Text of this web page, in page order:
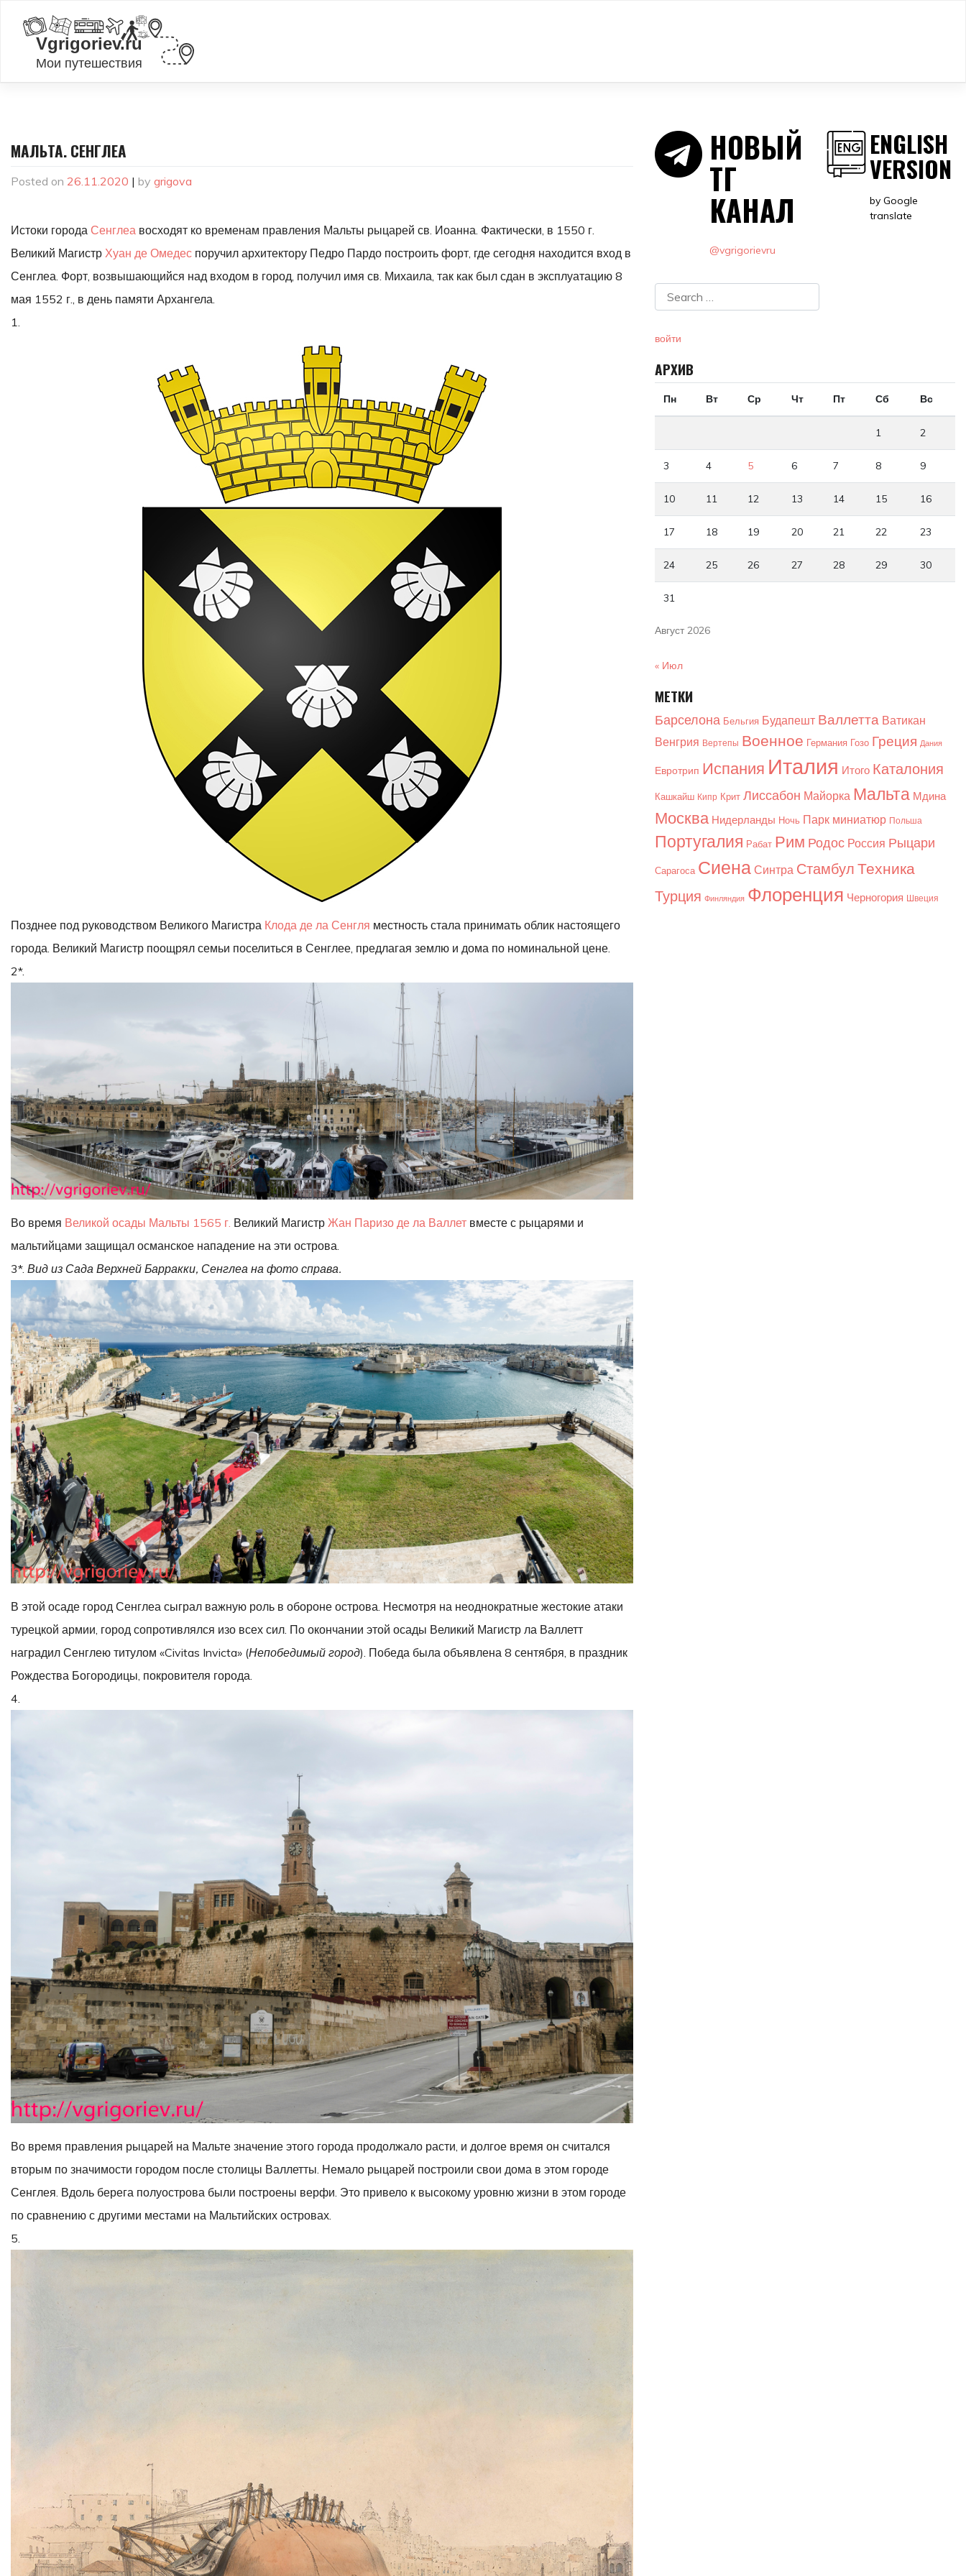
content
МАЛЬТА. СЕНГЛЕА
Posted on 26.11.2020 | by grigova
Истоки города Сенглеа восходят ко временам правления Мальты рыцарей св. Иоанна. Фактически, в 1550 г.
Великий Магистр Хуан де Омедес поручил архитектору Педро Пардо построить форт, где сегодня находится вход в
Сенглеа. Форт, возвышающийся над входом в город, получил имя св. Михаила, так как был сдан в эксплуатацию 8
мая 1552 г., в день памяти Архангела.
1.
Позднее под руководством Великого Магистра Клода де ла Сенгля местность стала принимать облик настоящего
города. Великий Магистр поощрял семьи поселиться в Сенглее, предлагая землю и дома по номинальной цене.
2*.
Во время Великой осады Мальты 1565 г. Великий Магистр Жан Паризо де ла Валлет вместе с рыцарями и
мальтийцами защищал османское нападение на эти острова.
3*. Вид из Сада Верхней Барракки, Сенглеа на фото справа.
В этой осаде город Сенглеа сыграл важную роль в обороне острова. Несмотря на неоднократные жестокие атаки
турецкой армии, город сопротивлялся изо всех сил. По окончании этой осады Великий Магистр ла Валлетт
наградил Сенглею титулом «Civitas Invicta» (Непобедимый город). Победа была объявлена 8 сентября, в праздник
Рождества Богородицы, покровителя города.
4.
Во время правления рыцарей на Мальте значение этого города продолжало расти, и долгое время он считался
вторым по значимости городом после столицы Валлетты. Немало рыцарей построили свои дома в этом городе
Сенглея. Вдоль берега полуострова были построены верфи. Это привело к высокому уровню жизни в этом городе
по сравнению с другими местами на Мальтийских островах.
5.
НОВЫЙ
ТГ
КАНАЛ
@vgrigorievru
ENGLISH
VERSION
by Google
translate
войти
АРХИВ
Август 2026
Пн Вт Ср Чт Пт Сб Вс
1 2
3 4 5 6 7 8 9
10 11 12 13 14 15 16
17 18 19 20 21 22 23
24 25 26 27 28 29 30
31
« Июл
МЕТКИ
Барселона Бельгия Будапешт Валлетта Ватикан
Венгрия Вертепы Военное Германия Гозо Греция Дания
Евротрип Испания Италия Итого Каталония
Кашкайш Кипр Крит Лиссабон Майорка Мальта Мдина
Москва Нидерланды Ночь Парк миниатюр Польша
Португалия Рабат Рим Родос Россия Рыцари
Сарагоса Сиена Синтра Стамбул Техника
Турция Финляндия Флоренция Черногория Швеция